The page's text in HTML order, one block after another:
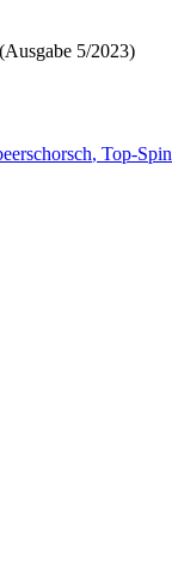
5/2023)
, Top-Spin